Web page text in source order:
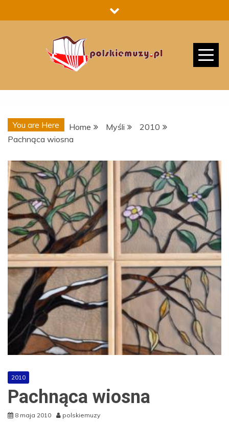
to
You are Here Home Myśli
2010
Pachnąca wiosna
2010
Pachnąca wiosna
8 maja 2010 polskiemuzy